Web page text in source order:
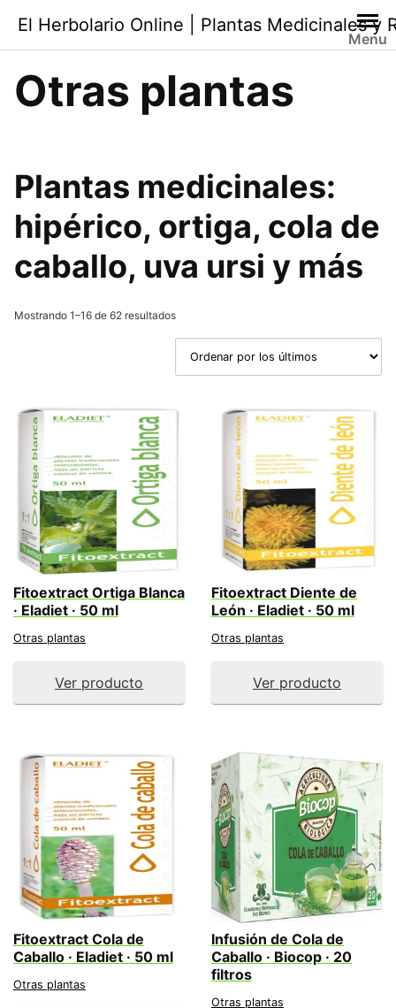
contenido
El Herbolario Online | Plantas Medicinales y
Menu
Otras plantas
Plantas medicinales:
hipérico, ortiga, cola de
caballo, uva ursi y más
Mostrando 1–16 de 62 resultadosOrdenado
últimos
Fitoextract Ortiga Blanca
· Eladiet · 50 ml
Otras plantas
Ver producto
Fitoextract Diente de
León · Eladiet · 50 ml
Otras plantas
Ver producto
Fitoextract Cola de
Caballo · Eladiet · 50 ml
Otras plantas
Infusión de Cola de
Caballo · Biocop · 20
filtros
Otras plantas